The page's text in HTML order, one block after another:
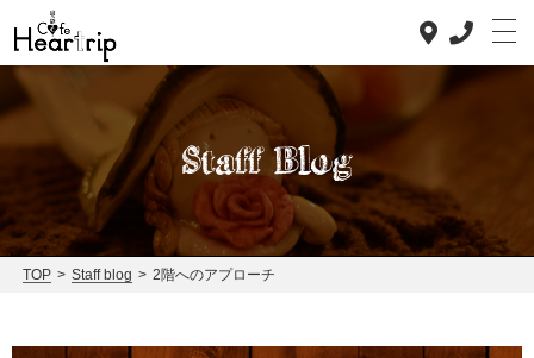
Top
Staff Blog
TOP > Staff blog > 2階へのアプローチ